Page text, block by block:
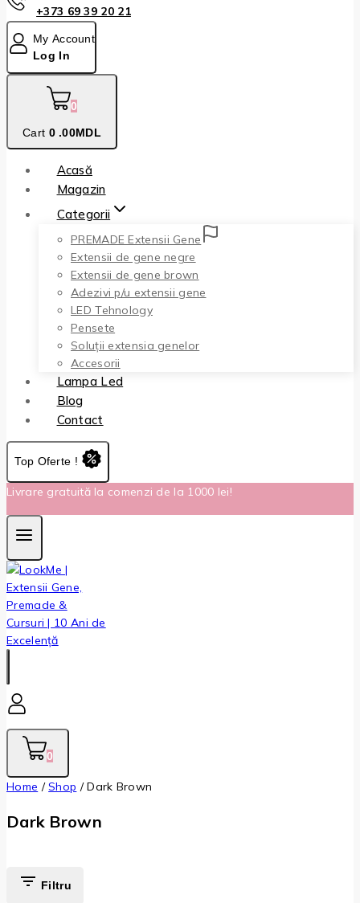
+373 69 39 20 21
My Account
Log In
0
Cart 0 .00MDL
Acasă
Magazin
Categorii
PREMADE Extensii Gene
Extensii de gene negre
Extensii de gene brown
Adezivi p/u extensii gene
LED Tehnology
Pensete
Soluții extensia genelor
Accesorii
Lampa Led
Blog
Contact
Top Oferte !
Livrare gratuită la comenzi de la 1000 lei!
0
Home / Shop / Dark Brown
Dark Brown
Filtru